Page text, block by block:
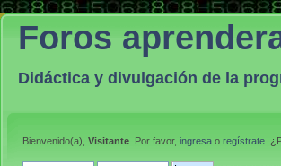
Foros
Didáctica y divulgación de la
Bienvenido(a), Visitante . Por favor, ingresa o regístrate .